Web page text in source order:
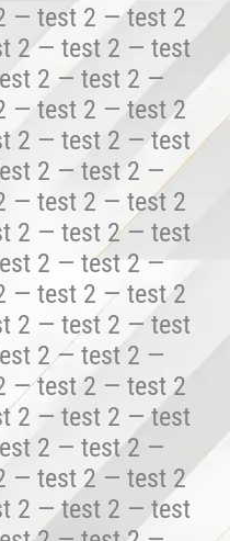
— test 2 — test 2
2 — test 2 — test
2 — test 2 —
— test 2 — test 2
2 — test 2 — test
2 — test 2 —
— test 2 — test 2
2 — test 2 — test
2 — test 2 —
— test 2 — test 2
2 — test 2 — test
2 — test 2 —
— test 2 — test 2
2 — test 2 — test
2 — test 2 —
— test 2 — test 2
2 — test 2 — test